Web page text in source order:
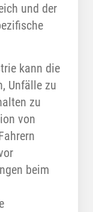
und der
kann die
Unfälle zu
zu
von
beim